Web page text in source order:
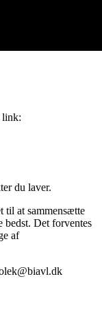
link:
du laver.
til at sammensætte
bedst. Det forventes
af